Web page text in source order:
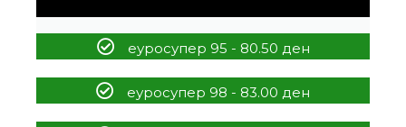
еуросупер 95 - 80.50 ден
еуросупер 98 - 83.00 ден